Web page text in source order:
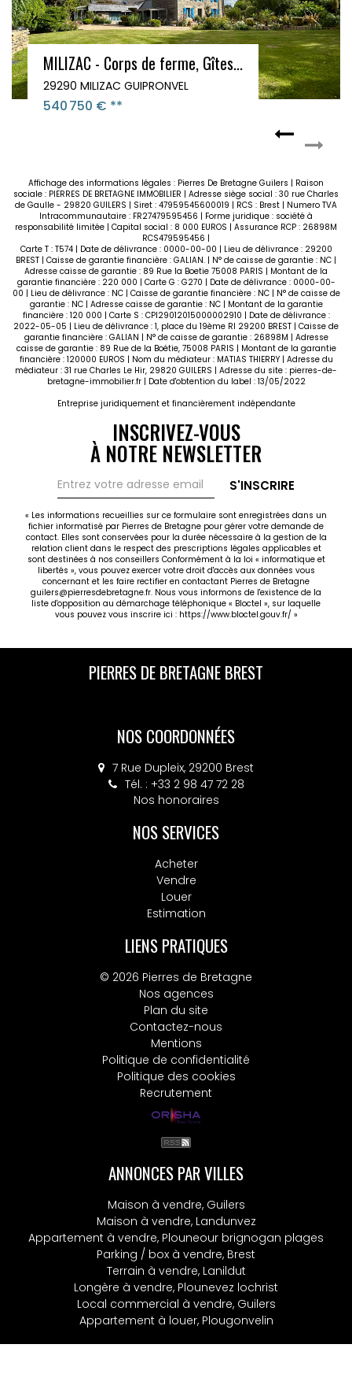
MILIZAC - Corps de ferme, Gîtes...
29290 MILIZAC GUIPRONVEL
540 750 €**
Affichage des informations légales : Pierres De Bretagne Guilers | Raison
sociale : PIERRES DE BRETAGNE IMMOBILIER | Adresse siège social : 30 rue Charles
de Gaulle - 29820 GUILERS | Siret : 47959545600019 | RCS : Brest | Numero TVA
Intracommunautaire : FR27479595456 | Forme juridique : société à
responsabilité limitée | Capital social : 8 000 EUROS | Assurance RCP : 26898M
RCS479595456 |
Carte T : T574 | Date de délivrance : 0000-00-00 | Lieu de délivrance : 29200
BREST | Caisse de garantie financière : GALIAN. | N° de caisse de garantie : NC |
Adresse caisse de garantie : 89 Rue la Boetie 75008 PARIS | Montant de la
garantie financière : 220 000 | Carte G : G270 | Date de délivrance : 0000-00-
00 | Lieu de délivrance : NC | Caisse de garantie financière : NC | N° de caisse de
garantie : NC | Adresse caisse de garantie : NC | Montant de la garantie
financière : 120 000 | Carte S : CPI29012015000002910 | Date de délivrance :
2022-05-05 | Lieu de délivrance : 1, place du 19ème RI 29200 BREST | Caisse de
garantie financière : GALIAN | N° de caisse de garantie : 26898M | Adresse
caisse de garantie : 89 Rue de la Boétie, 75008 PARIS | Montant de la garantie
financière : 120000 EUROS | Nom du médiateur : MATIAS THIERRY | Adresse du
médiateur : 31 rue Charles Le Hir, 29820 GUILERS | Adresse du site : pierres-de-
bretagne-immobilier.fr| Date d'obtention du label : 13/05/2022
Entreprise juridiquement et financièrement indépendante
INSCRIVEZ-VOUS
À NOTRE NEWSLETTER
S'INSCRIRE
« Les informations recueillies sur ce formulaire sont enregistrées dans un
fichier informatisé par Pierres de Bretagne pour gérer votre demande de
contact. Elles sont conservées pour la durée nécessaire à la gestion de la
relation client dans le respect des prescriptions légales applicables et
sont destinées à nos conseillers Conformément à la loi « informatique et
libertés », vous pouvez exercer votre droit d'accès aux données vous
concernant et les faire rectifier en contactant Pierres de Bretagne
guilers@pierresdebretagne.fr. Nous vous informons de l'existence de la
liste d'opposition au démarchage téléphonique « Bloctel », sur laquelle
vous pouvez vous inscrire ici : https://www.bloctel.gouv.fr/ »
PIERRES DE BRETAGNE BREST
NOS COORDONNÉES
7 Rue Dupleix, 29200 Brest
Tél. : +33 2 98 47 72 28
Nos honoraires
PIERRES DE BRETAGNE GUILERS
NOS COORDONNÉES
30 rue Charles de Gaulle, 29820 GUILERS
Tél. : +33 2 98 36 40 20
Nos honoraires
NOS SERVICES
Acheter
Vendre
Louer
Estimation
LIENS PRATIQUES
© 2026 Pierres de Bretagne
Nos agences
Plan du site
Contactez-nous
Mentions
Politique de confidentialité
Politique des cookies
Recrutement
ANNONCES PAR VILLES
Maison à vendre, Guilers
Maison à vendre, Landunvez
Appartement à vendre, Plouneour brignogan plages
Parking / box à vendre, Brest
Terrain à vendre, Lanildut
Longère à vendre, Plounevez lochrist
Local commercial à vendre, Guilers
Appartement à louer, Plougonvelin